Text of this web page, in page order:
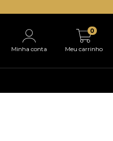
Minha conta Meu carrinho
0